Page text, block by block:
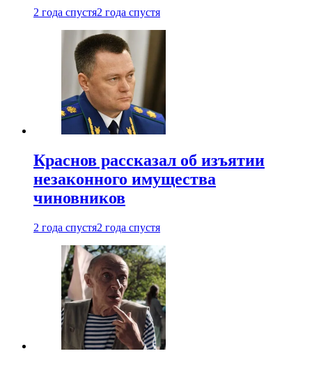
2 года спустя2 года спустя
Краснов рассказал об изъятии
незаконного имущества
чиновников
2 года спустя2 года спустя